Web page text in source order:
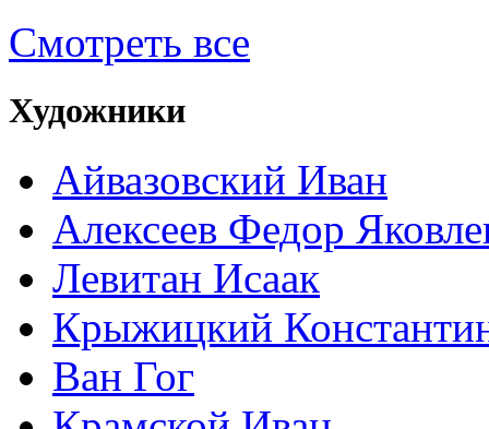
Смотреть все
Художники
Айвазовский Иван
Алексеев Федор
Левитан Исаак
Крыжицкий
Ван Гог